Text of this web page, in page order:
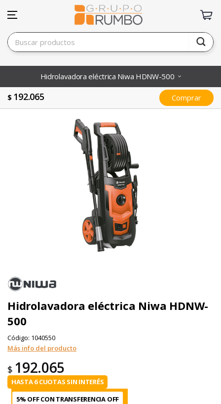
Hidrolavadora eléctrica Niwa HDNW-500
Comprar
$ 192.065
Hidrolavadora eléctrica Niwa HDNW-
500
Código: 1040550
Más info del producto
$ 192.065
HASTA 6 CUOTAS SIN INTERÉS
5% OFF CON TRANSFERENCIA